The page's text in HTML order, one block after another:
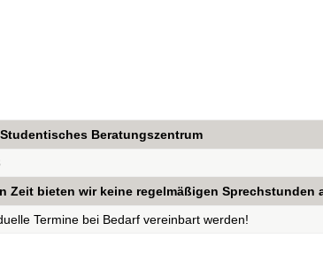
Studentisches Beratungszentrum
Zeit bieten wir keine regelmäßigen Sprechstunden
Termine bei Bedarf vereinbart werden!